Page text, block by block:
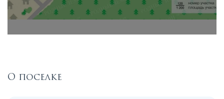
О поселке